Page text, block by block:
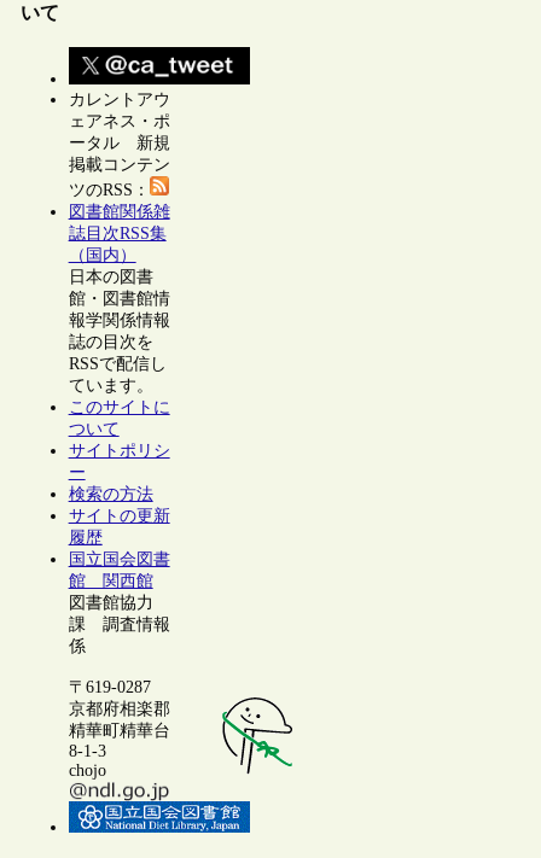
いて
カレントアウ
ェアネス・ポ
ータル 新規
掲載コンテン
ツのRSS：
図書館関係雑
誌目次RSS集
（国内）
日本の図書
館・図書館情
報学関係情報
誌の目次を
RSSで配信し
ています。
このサイトに
ついて
サイトポリシ
ー
検索の方法
サイトの更新
履歴
国立国会図書
館 関西館
図書館協力
課 調査情報
係
〒619-0287
京都府相楽郡
精華町精華台
8-1-3
chojo